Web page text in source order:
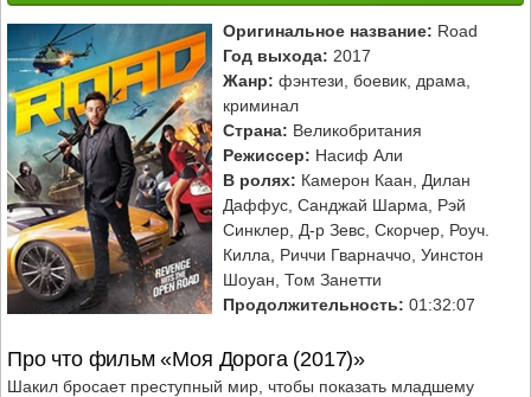
Оригинальное название: Road
Год выхода: 2017
Жанр: фэнтези, боевик, драма,
криминал
Страна: Великобритания
Режиссер: Насиф Али
В ролях: Камерон Каан, Дилан
Даффус, Санджай Шарма, Рэй
Синклер, Д-р Зевс, Скорчер, Роуч.
Килла, Риччи Гварначчо, Уинстон
Шоуан, Том Занетти
Продолжительность: 01:32:07
Про что фильм «Моя Дорога (2017)»
Шакил бросает преступный мир, чтобы показать младшему